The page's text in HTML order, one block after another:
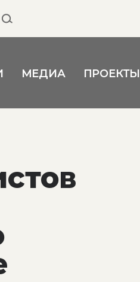
МЕДИА ПРОЕКТЫ